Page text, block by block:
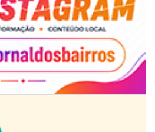
de oficinas gratuitas e atividades